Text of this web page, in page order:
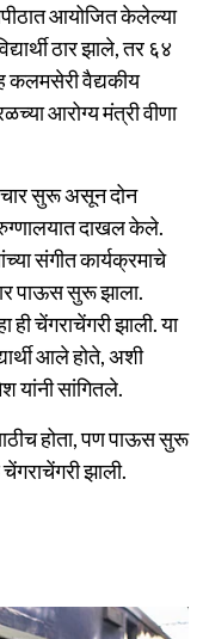
आयोजित केलेल्या
ठार झाले, तर ६४
कलमसेरी वैद्यकीय
आरोग्य मंत्री वीणा
सुरू असून दोन
रुग्णालयात दाखल केले.
संगीत कार्यक्रमाचे
पाऊस सुरू झाला.
ही चेंगराचेंगरी झाली. या
आले होते, अशी
यांनी सांगितले.
होता, पण पाऊस सुरू
झाली.